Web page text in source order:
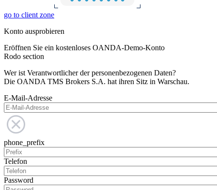
go to client zone
Konto ausprobieren
Eröffnen Sie ein kostenloses OANDA-Demo-Konto
Rodo section
Wer ist Verantwortlicher der personenbezogenen Daten?
Die OANDA TMS Brokers S.A. hat ihren Sitz in Warschau.
E-Mail-Adresse
phone_prefix
Telefon
Password